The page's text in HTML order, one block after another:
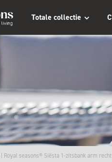
Totale collectie
Royal seasons® Siësta 1-zitsbank arm